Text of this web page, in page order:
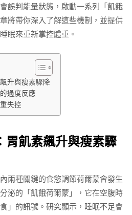
誤判能量狀態，啟動一系列「飢餓
將帶你深入了解這些機制，並提供
眠來重新掌控體重。
升與瘦素驟降
過度反應
失控
胃飢素飆升與瘦素驟
兩種關鍵的食慾調節荷爾蒙會發生
泌的「飢餓荷爾蒙」，它在空腹時
」的訊號。研究顯示，睡眠不足會